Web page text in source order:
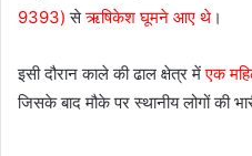
9393) सेऋषिकेश घूमने आए थे ।
इसी दौरान काले की ढाल क्षेत्र मेंएक
जिसके बाद मौके पर स्थानीय लोगों की